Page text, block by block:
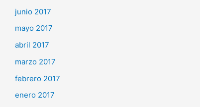
junio 2017
mayo 2017
abril 2017
marzo 2017
febrero 2017
enero 2017